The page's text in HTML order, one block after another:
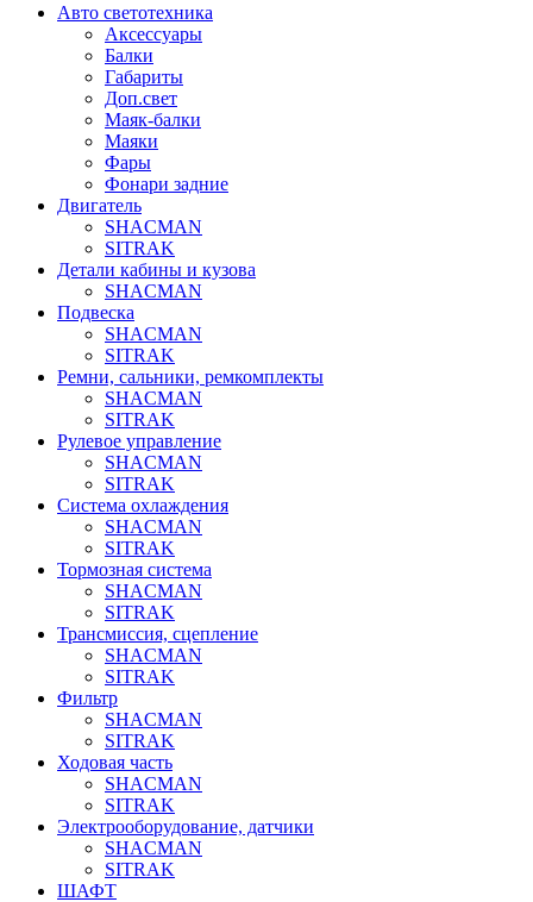
Авто светотехника
Аксессуары
Балки
Габариты
Доп.свет
Маяк-балки
Маяки
Фары
Фонари задние
Двигатель
SHACMAN
SITRAK
Детали кабины и кузова
SHACMAN
Подвеска
SHACMAN
SITRAK
Ремни, сальники, ремкомплекты
SHACMAN
SITRAK
Рулевое управление
SHACMAN
SITRAK
Система охлаждения
SHACMAN
SITRAK
Тормозная система
SHACMAN
SITRAK
Трансмиссия, сцепление
SHACMAN
SITRAK
Фильтр
SHACMAN
SITRAK
Ходовая часть
SHACMAN
SITRAK
Электрооборудование, датчики
SHACMAN
SITRAK
ШАФТ